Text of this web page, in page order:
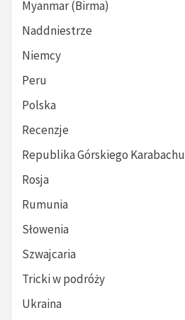
Myanmar (Birma)
Naddniestrze
Niemcy
Peru
Polska
Recenzje
Republika Górskiego Karabachu
Rosja
Rumunia
Słowenia
Szwajcaria
Tricki w podróży
Ukraina